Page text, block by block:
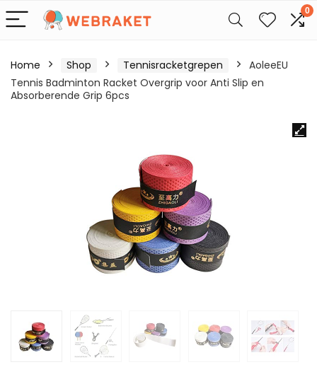
0
Home Shop Tennisracketgrepen
AoleeEU
Tennis Badminton Racket Overgrip voor Anti Slip en
Absorberende Grip 6pcs